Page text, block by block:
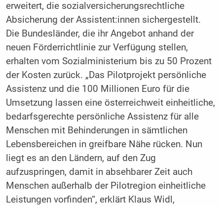
erweitert, die sozialversicherungsrechtliche
Absicherung der Assistent:innen sichergestellt.
Die Bundesländer, die ihr Angebot anhand der
neuen Förderrichtlinie zur Verfügung stellen,
erhalten vom Sozialministerium bis zu 50 Prozent
der Kosten zurück. „Das Pilotprojekt persönliche
Assistenz und die 100 Millionen Euro für die
Umsetzung lassen eine österreichweit einheitliche,
bedarfsgerechte persönliche Assistenz für alle
Menschen mit Behinderungen in sämtlichen
Lebensbereichen in greifbare Nähe rücken. Nun
liegt es an den Ländern, auf den Zug
aufzuspringen, damit in absehbarer Zeit auch
Menschen außerhalb der Pilotregion einheitliche
Leistungen vorfinden“, erklärt Klaus Widl,